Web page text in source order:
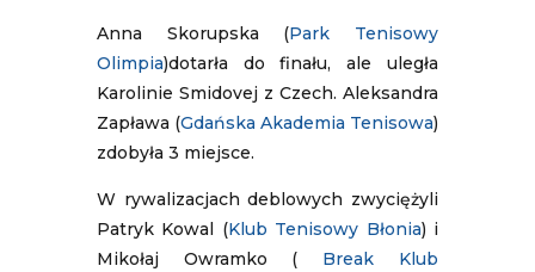
Anna Skorupska (Park Tenisowy
Olimpia)dotarła do finału, ale uległa
Karolinie Smidovej z Czech. Aleksandra
Zapława (Gdańska Akademia Tenisowa)
zdobyła 3 miejsce.
W rywalizacjach deblowych zwyciężyli
Patryk Kowal (Klub Tenisowy Błonia) i
Mikołaj Owramko ( Break Klub